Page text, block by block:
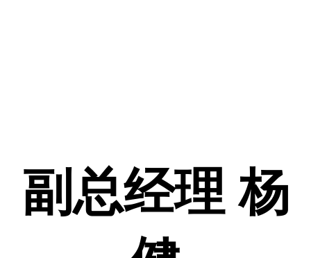
副总经理 杨